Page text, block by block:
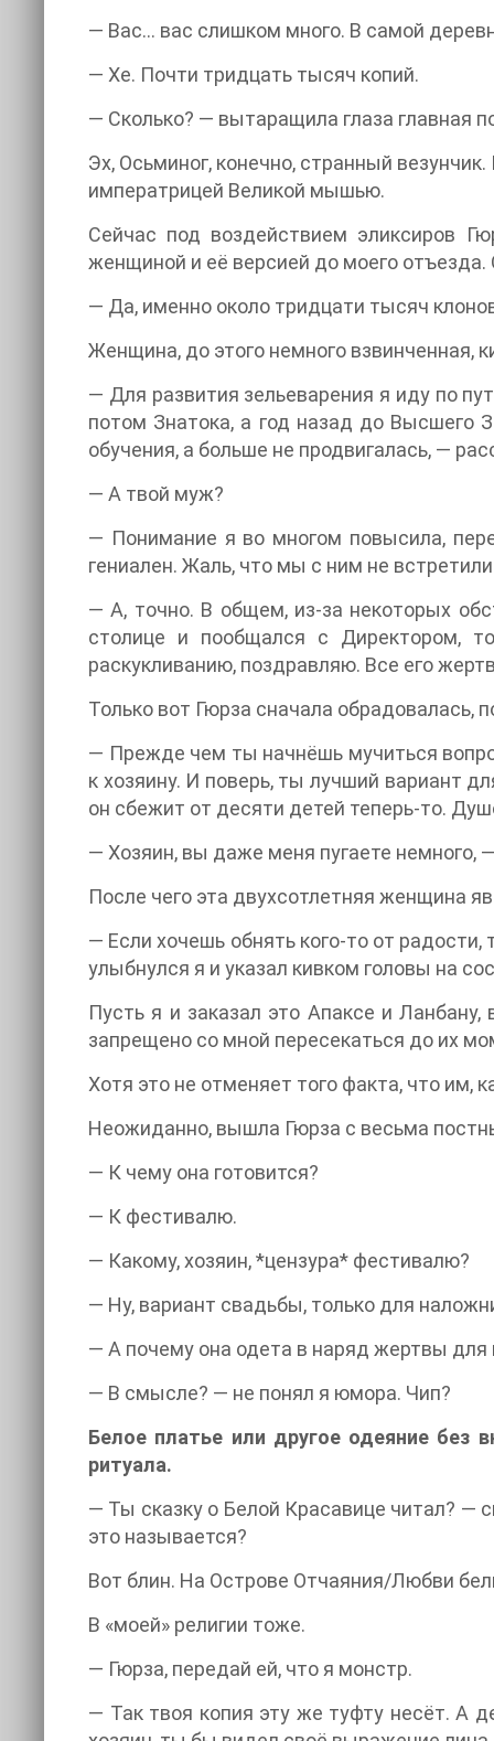
— Вас… вас слишком много. В самой
— Хе. Почти тридцать тысяч копий.
— Сколько? — вытаращила глаза главная
Эх, Осьминог, конечно, странный
императрицей Великой мышью.
Сейчас под воздействием эликсиров
женщиной и её версией до моего
— Да, именно около тридцати тысяч
Женщина, до этого немного взвинченная,
— Для развития зельеварения я иду по
потом Знатока, а год назад до Высшего
обучения, а больше не продвигалась, —
— А твой муж?
— Понимание я во многом повысила,
гениален. Жаль, что мы с ним не
— А, точно. В общем, из-за некоторых
столице и пообщался с Директором,
раскукливанию, поздравляю. Все его
Только вот Гюрза сначала обрадовалась,
— Прежде чем ты начнёшь мучиться
к хозяину. И поверь, ты лучший вариант
он сбежит от десяти детей теперь-то.
— Хозяин, вы даже меня пугаете немного,
После чего эта двухсотлетняя женщина
— Если хочешь обнять кого-то от
улыбнулся я и указал кивком головы на
Пусть я и заказал это Апаксе и
запрещено со мной пересекаться до их
Хотя это не отменяет того факта, что им,
Неожиданно, вышла Гюрза с весьма
— К чему она готовится?
— К фестивалю.
— Какому, хозяин, *цензура* фестивалю?
— Ну, вариант свадьбы, только для
— А почему она одета в наряд жертвы для
— В смысле? — не понял я юмора. Чип?
Белое платье или другое одеяние без
ритуала.
— Ты сказку о Белой Красавице читал? —
это называется?
Вот блин. На Острове Отчаяния/Любви
В «моей» религии тоже.
— Гюрза, передай ей, что я монстр.
— Так твоя копия эту же туфту несёт. А